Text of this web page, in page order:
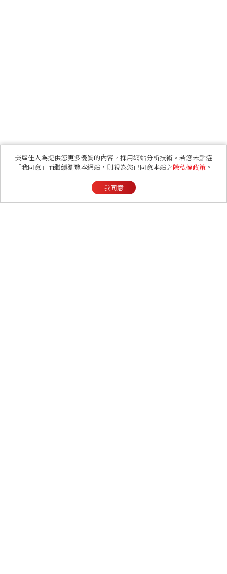
美麗佳人為提供您更多優質的內容，採用網站分析技術。若您未點選
「我同意」而繼續瀏覽本網站，則視為您已同意本站之隱私權政策 。
我同意